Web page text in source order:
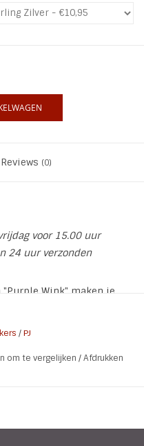
Reviews (0)
voor 15.00 uur
24 uur verzonden
Wink" maken je
/ PJ
om te vergelijken /Afdrukken